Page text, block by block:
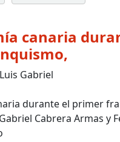
canaria
Gabriel
durante el primer
Cabrera Armas y